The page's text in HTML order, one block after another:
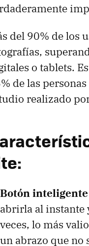
del 90% de los
o tablets.
de las
realizado
Botón
abrirla al instante
veces, lo más
un abrazo que no